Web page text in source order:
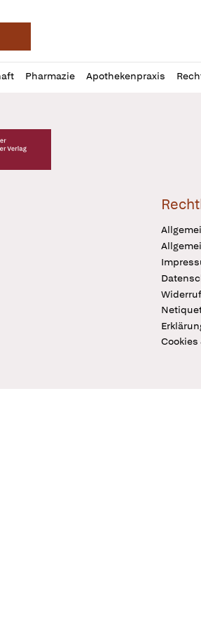
Pharmazie Apothekenpraxis
Verlag Logo
Cookies